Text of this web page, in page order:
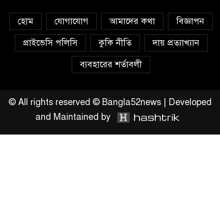
চাঁদপুরে মাটির নিচে গাঁজার ড্রাম,
মাদক কারবারি আটক
লুটপাট ও পাচারমুখী বাজেট
সংশোধনের দাবিতে ফরিদগঞ্জে
উঠান বৈঠক
হোম যোগাযোগ আমাদের কথা
বিজ্ঞাপন
প্রাইভেসি পলিসি
কুকি নীতি
দায় প্রত্যাখ্যান
ব্যবহারের শর্তাবলী
© All rights reserved © Bangla52news | Developed
and Maintained by